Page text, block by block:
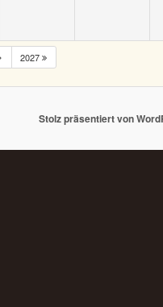
2027
Stolz präsentiert von